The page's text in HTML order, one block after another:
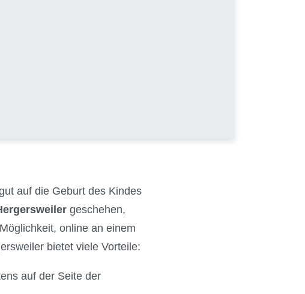
auf die Geburt des Kindes
geschehen,
online an einem
bietet viele Vorteile:
auf der Seite der